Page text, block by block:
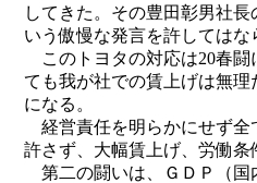
してきた。その豊田彰男社
いう傲慢な発言を許してはな
このトヨタの対応は20春闘
ても我が社での賃上げは無
になる。
経営責任を明らかにせず全
許さず、大幅賃上げ、労働
第二の闘いは、ＧＤＰ（国